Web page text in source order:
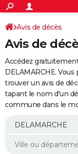
ACTUALITÉS
Politique
Société
Faits Divers
Education
Monde
Villes
+
SPORT
Coupe du monde 2026
Football
Tennis
Cyclisme
Rugby
Forum
Programme TV
TNT
Streaming
Cinéma
Sorties cinéma
Musique
+
FINANCE
Retraite
Epargne
Immobilier
Risques naturels par
Assurance
AUTO
Essais
Réserver un essai
Citadines
Berlines
SUV
Forum auto
+
Mobiles
Meilleur smartphone
Internet
Ordinateurs
Jeux vidéo
Guide high-tech
Aménagement intérieur
Avis de décès
Avis de
Accédez
DELAMARCHE.
trouver un avis de
tapant le nom d'un
commune dans le